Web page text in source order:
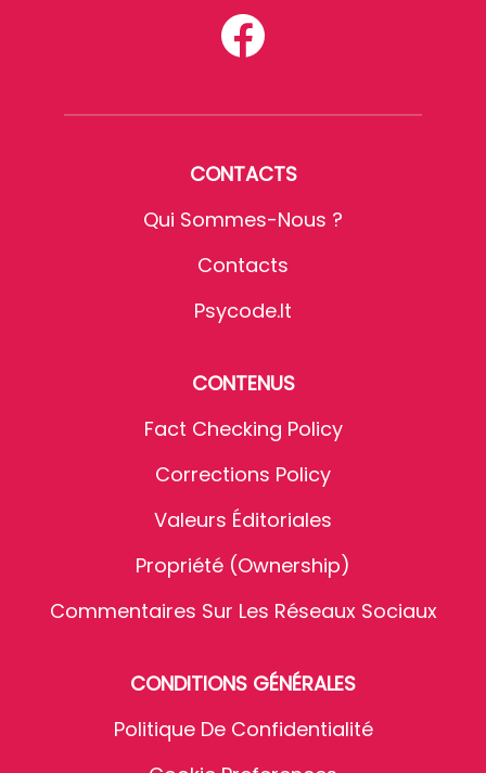
CONTACTS
Qui Sommes-Nous ?
Contacts
Psycode.it
CONTENUS
Fact Checking Policy
Corrections Policy
Valeurs Éditoriales
Propriété (Ownership)
Commentaires Sur Les Réseaux Sociaux
CONDITIONS GÉNÉRALES
Politique De Confidentialité